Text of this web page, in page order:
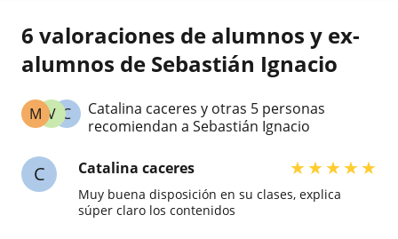
6 valoraciones de alumnos y ex-
alumnos de Sebastián Ignacio
C
V
M
Catalina caceres y otras 5 personas
recomiendan a Sebastián Ignacio
C Catalina caceres ★★★★★
Muy buena disposición en su clases, explica
súper claro los contenidos